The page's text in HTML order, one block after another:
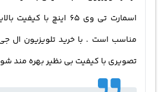
اسمارت تی وی 65 اینچ با
تصویری با کیفیت بی نظیر بهره مند